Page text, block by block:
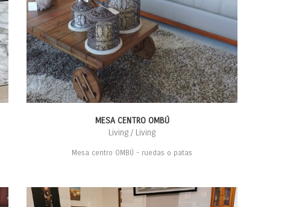
MESA CENTRO OMBÚ
Living / Living
Mesa centro OMBÚ - ruedas o patas